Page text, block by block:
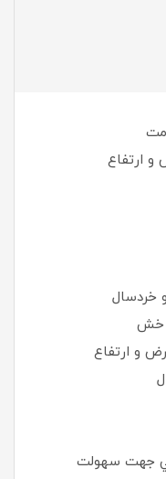
و ارتفاع
عرض و ارتفاع
جهت سهولت